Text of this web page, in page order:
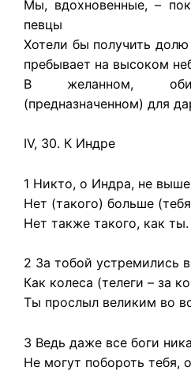
Мы, вдохновенные, –
певцы
Хотели бы получить долю
пребывает на высоком
В желанном,
(предназначенном) для
IV, 30. К Индре
1 Никто, о Индра, не
Нет (такого) больше
Нет также такого, как ты.
2 За тобой устремились
Как колеса (телеги – за
Ты прослыл великим во
3 Ведь даже все боги
Не могут побороть тебя,